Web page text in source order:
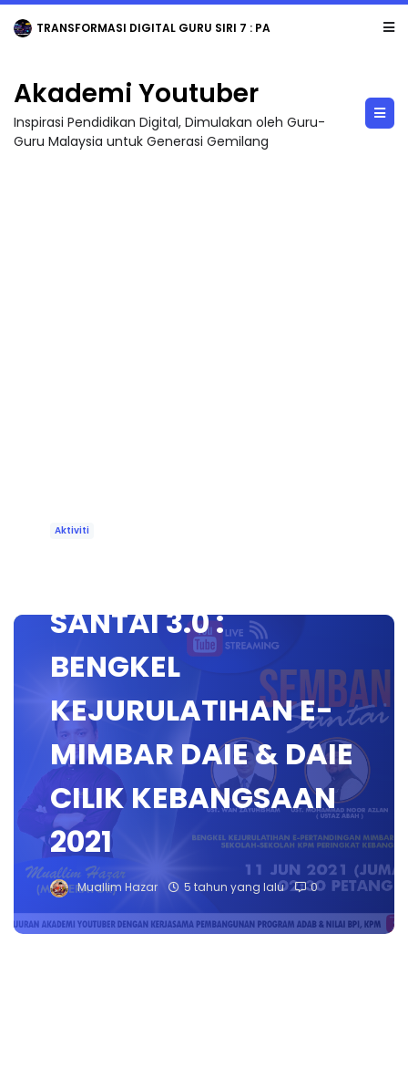
TRANSFORMASI DIGITAL GURU SIRI 7 : PAHLAWAN DIGITAL PENYELAMAT DUNIA
Akademi Youtuber
Inspirasi Pendidikan Digital, Dimulakan oleh Guru-
Guru Malaysia untuk Generasi Gemilang
Aktiviti
SANTAI 3.0 :
BENGKEL
KEJURULATIHAN E-
MIMBAR DAIE & DAIE
CILIK KEBANGSAAN
2021
Muallim Hazar 5 tahun yang lalu 0